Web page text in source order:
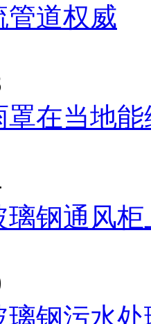
管道权威
罩在当地
璃钢通风
璃钢污水